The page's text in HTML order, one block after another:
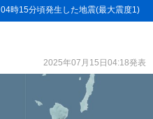
04時15分頃発生した地震(最大震度1)
2025年07月15日04:18発表